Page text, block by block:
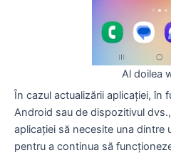
Al doilea
În cazul actualizării aplicației, în
Android sau de dispozitivul
aplicației să necesite una dintre
pentru a continua să